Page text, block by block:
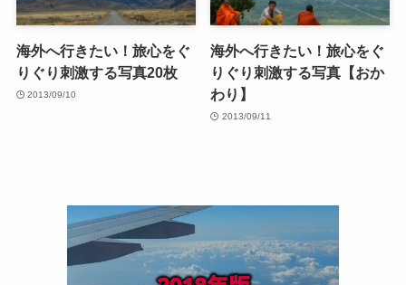
海外へ行きたい！旅心をぐ
りぐり刺激する写真20枚
2013/09/10
海外へ行きたい！旅心をぐ
りぐり刺激する写真【おか
わり】
2013/09/11